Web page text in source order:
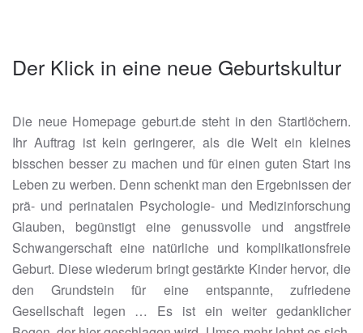
Der Klick in eine neue Geburtskultur
Die neue Homepage geburt.de steht in den Startlöchern.
Ihr Auftrag ist kein geringerer, als die Welt ein kleines
bisschen besser zu machen und für einen guten Start ins
Leben zu werben. Denn schenkt man den Ergebnissen der
prä- und perinatalen Psychologie- und Medizinforschung
Glauben, begünstigt eine genussvolle und angstfreie
Schwangerschaft eine natürliche und komplikationsfreie
Geburt. Diese wiederum bringt gestärkte Kinder hervor, die
den Grundstein für eine entspannte, zufriedene
Gesellschaft legen … Es ist ein weiter gedanklicher